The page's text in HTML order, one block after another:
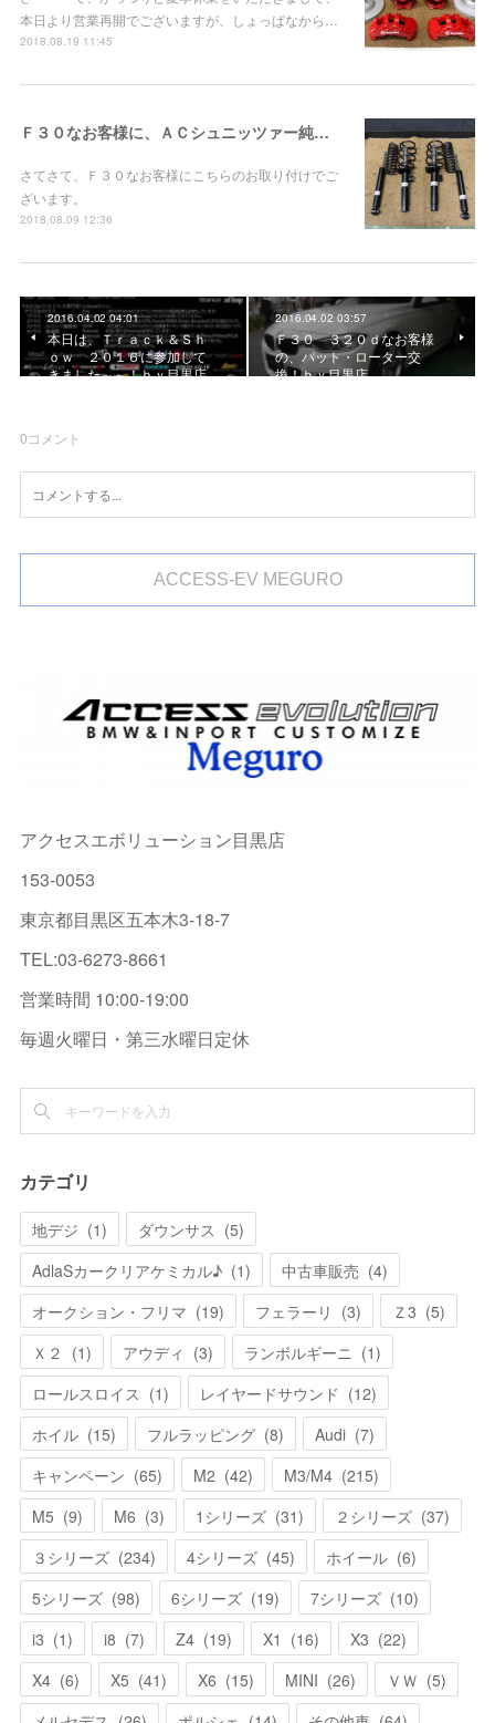
本日より営業再開でございますが、しょっぱなから…
2018.08.19 11:45
Ｆ３０なお客様に、ＡＣシュニッツァー純正形状サスペンションお取り付け！
さてさて、Ｆ３０なお客様にこちらのお取り付けでご
ざいます。
2018.08.09 12:36
2016.04.02 04:01
本日は、Ｔｒａｃｋ＆Ｓｈ
ｏｗ ２０１６に参加して
きました～～！ｂｙ目黒店
2016.04.02 03:57
Ｆ３０ ３２０ｄなお客様
の、パット・ローター交
換！ｂｙ目黒店
0コメント
ACCESS-EV MEGURO
アクセスエボリューション目黒店
153-0053
東京都目黒区五本木3-18-7
TEL:03-6273-8661
営業時間 10:00-19:00
毎週火曜日・第三水曜日定休
カテゴリ
地デジ (1) ダウンサス (5)
AdlaSカークリアケミカル♪ (1) 中古車販売 (4)
オークション・フリマ (19) フェラーリ (3) Ｚ3 (5)
Ｘ２ (1) アウディ (3) ランボルギーニ (1)
ロールスロイス (1) レイヤードサウンド (12)
ホイル (15) フルラッピング (8) Audi (7)
キャンペーン (65) M2 (42) M3/M4 (215)
M5 (9) M6 (3) 1シリーズ (31) ２シリーズ (37)
３シリーズ (234) 4シリーズ (45) ホイール (6)
5シリーズ (98) 6シリーズ (19) 7シリーズ (10)
i3 (1) i8 (7) Z4 (19) X1 (16) X3 (22)
X4 (6) X5 (41) X6 (15) MINI (26) ＶＷ (5)